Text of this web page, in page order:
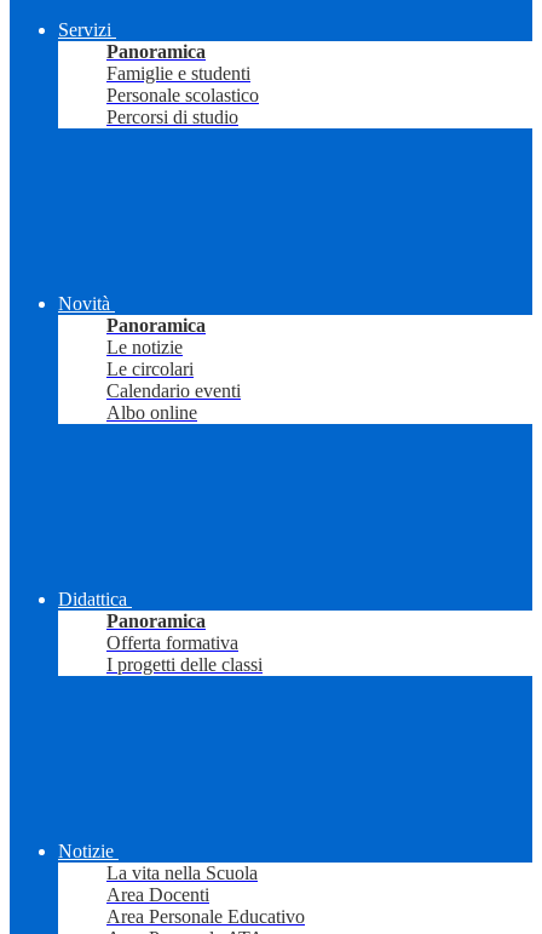
Servizi
Panoramica
Famiglie e studenti
Personale scolastico
Percorsi di studio
Novità
Panoramica
Le notizie
Le circolari
Calendario eventi
Albo online
Didattica
Panoramica
Offerta formativa
I progetti delle classi
Notizie
La vita nella Scuola
Area Docenti
Area Personale Educativo